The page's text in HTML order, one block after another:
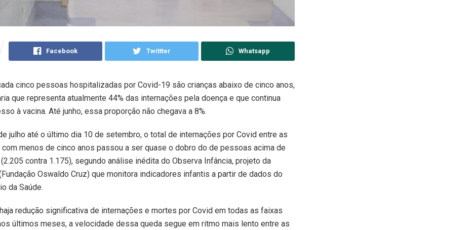
Facebook Twittter Whatsapp
cinco pessoas hospitalizadas por Covid-19 são crianças abaixo de cinco anos,
que representa atualmente 44% das internações pela doença e que continua
à vacina. Até junho, essa proporção não chegava a 8%.
julho até o último dia 10 de setembro, o total de internações por Covid entre as
com menos de cinco anos passou a ser quase o dobro do de pessoas acima de
contra 1.175), segundo análise inédita do Observa Infância, projeto da
Oswaldo Cruz) que monitora indicadores infantis a partir de dados do
da Saúde.
redução significativa de internações e mortes por Covid em todas as faixas
últimos meses, a velocidade dessa queda segue em ritmo mais lento entre as